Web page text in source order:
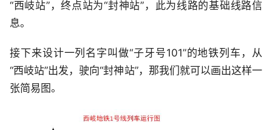
“西岐站”，终点站为“封神站”，此为线路的基础线路信
息。
接下来设计一列名字叫做“子牙号101”的地铁列车，从
“西岐站”出发，驶向“封神站”，那我们就可以画出这样一
张简易图。